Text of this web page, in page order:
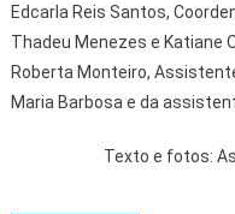
Edcarla Reis Santos,
Thadeu Menezes e Katiane
Roberta Monteiro,
Maria Barbosa e da
Texto e fotos: